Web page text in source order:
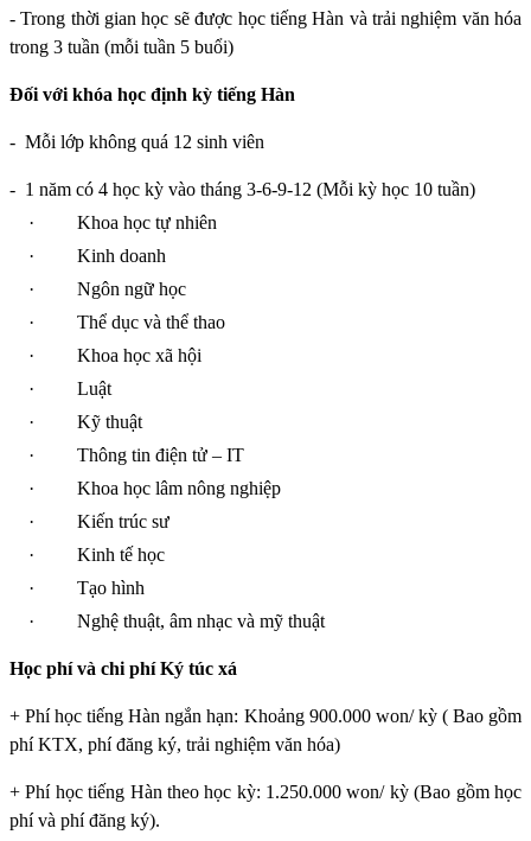
- Trong thời gian học sẽ được học tiếng Hàn và trải nghiệm văn hóa
trong 3 tuần (mỗi tuần 5 buổi)
Đối với khóa học định kỳ tiếng Hàn
- Mỗi lớp không quá 12 sinh viên
- 1 năm có 4 học kỳ vào tháng 3-6-9-12 (Mỗi kỳ học 10 tuần)
·
Khoa học tự nhiên
·
Kinh doanh
·
Ngôn ngữ học
·
Thể dục và thể thao
·
Khoa học xã hội
·
Luật
·
Kỹ thuật
·
Thông tin điện tử – IT
·
Khoa học lâm nông nghiệp
·
Kiến trúc sư
·
Kinh tế học
·
Tạo hình
·
Nghệ thuật, âm nhạc và mỹ thuật
Học phí và chi phí Ký túc xá
+ Phí học tiếng Hàn ngắn hạn: Khoảng 900.000 won/ kỳ ( Bao gồm
phí KTX, phí đăng ký, trải nghiệm văn hóa)
+ Phí học tiếng Hàn theo học kỳ: 1.250.000 won/ kỳ (Bao gồm học
phí và phí đăng ký).